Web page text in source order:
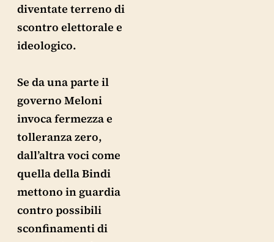
diventate terreno di
scontro elettorale e
ideologico.
Se da una parte il
governo Meloni
invoca fermezza e
tolleranza zero,
dall’altra voci come
quella della Bindi
mettono in guardia
contro possibili
sconfinamenti di